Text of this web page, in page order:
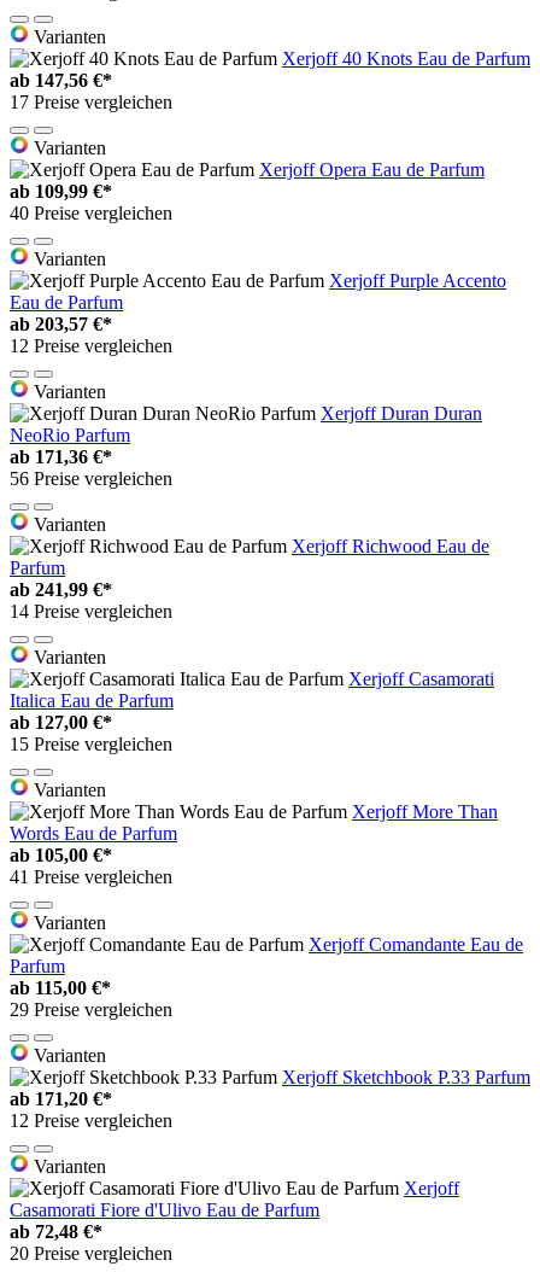
Varianten
Xerjoff 40 Knots Eau de Parfum
ab 147,56 €*
17 Preise vergleichen
Varianten
Xerjoff Opera Eau de Parfum
ab 109,99 €*
40 Preise vergleichen
Varianten
Xerjoff Purple Accento
Eau de Parfum
ab 203,57 €*
12 Preise vergleichen
Varianten
Xerjoff Duran Duran
NeoRio Parfum
ab 171,36 €*
56 Preise vergleichen
Varianten
Xerjoff Richwood Eau de
Parfum
ab 241,99 €*
14 Preise vergleichen
Varianten
Xerjoff Casamorati
Italica Eau de Parfum
ab 127,00 €*
15 Preise vergleichen
Varianten
Xerjoff More Than
Words Eau de Parfum
ab 105,00 €*
41 Preise vergleichen
Varianten
Xerjoff Comandante Eau de
Parfum
ab 115,00 €*
29 Preise vergleichen
Varianten
Xerjoff Sketchbook P.33 Parfum
ab 171,20 €*
12 Preise vergleichen
Varianten
Xerjoff
Casamorati Fiore d'Ulivo Eau de Parfum
ab 72,48 €*
20 Preise vergleichen